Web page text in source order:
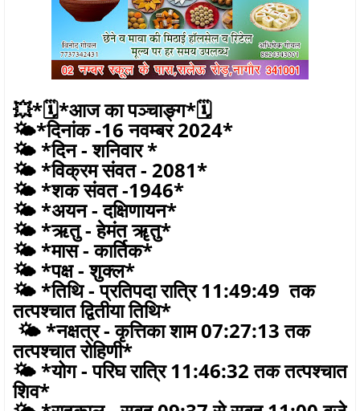
💥*🗓*आज का पञ्चाङ्ग*🗓
🌤️*दिनांक -16 नवम्बर 2024*
🌤️ *दिन - शनिवार *
🌤️ *विक्रम संवत - 2081*
🌤️ *शक संवत -1946*
🌤️ *अयन - दक्षिणायन*
🌤️ *ऋतु - हेमंत ॠतु*
🌤️ *मास - कार्तिक*
🌤️ *पक्ष - शुक्ल*
🌤️ *तिथि - प्रतिपदा रात्रि 11:49:49 तक
तत्पश्चात द्वितीया तिथि*
🌤️ *नक्षत्र - कृत्तिका शाम 07:27:13 तक
तत्पश्चात रोहिणी*
🌤️ *योग - परिघ रात्रि 11:46:32 तक तत्पश्चात
शिव*